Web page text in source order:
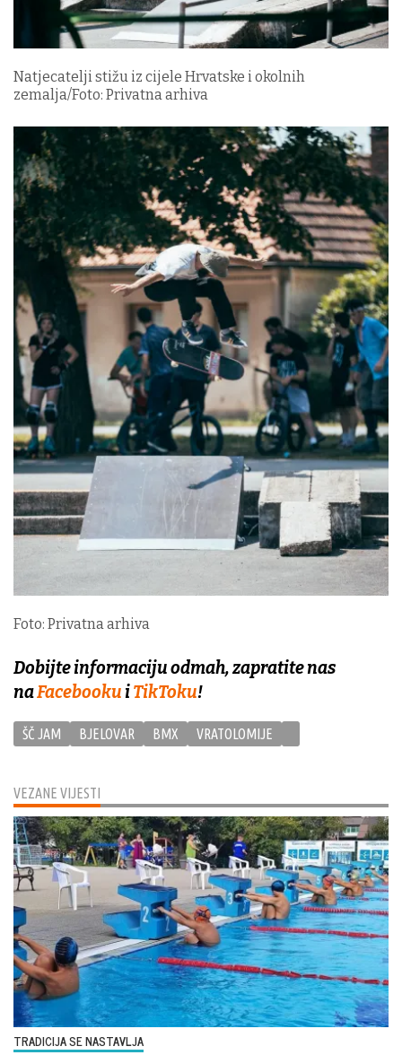
VEZANE VIJESTI
TRADICIJA SE NASTAVLJA
Natjecatelji stižu iz cijele Hrvatske i okolnih
zemalja/Foto: Privatna arhiva
Foto: Privatna arhiva
Dobijte informaciju odmah, zapratite nas
naFacebookuiTikToku!
ŠČ JAM BJELOVAR BMX VRATOLOMIJE